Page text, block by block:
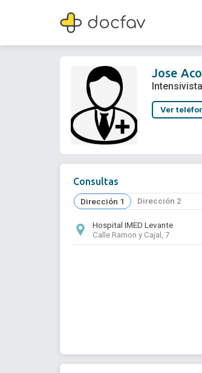
Jose Acosta Escribano
Intensivista
Jose
Intensivista
Ver
Consultas
Dirección 1 Dirección 2
Hospital IMED Levante
Calle Ramon y Cajal, 7